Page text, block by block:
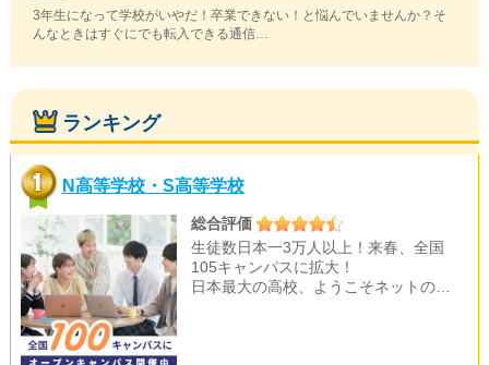
3年生になって学校がいやだ！卒業できない！と悩んでいませんか？そ
んなときはすぐにでも転入できる通信…
ランキング
N高等学校・S高等学校
総合評価
生徒数日本一3万人以上！来春、全国
105キャンパスに拡大！
日本最大の高校、ようこそネットの…